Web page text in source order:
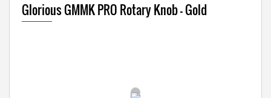
Glorious GMMK PRO Rotary Knob - Gold